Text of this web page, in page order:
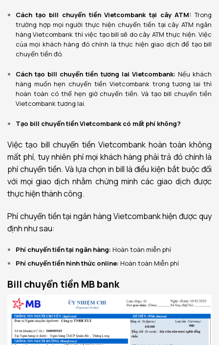
Cách tạo bill chuyển tiền Vietcombank tại cây ATM: Trong
trường hợp mọi người thực hiện chuyển tiền tại cây ATM ngân
hàng Vietcombank thì việc tạo bill sẽ do cây ATM thực hiện. Việc
của mọi khách hàng đó chính là thực hiện giao dịch để tạo bill
chuyển tiền đó.
Cách tạo bill chuyển tiền tương lai Vietcombank: Nếu khách
hàng muốn hẹn chuyển tiền Vietcombank trong tương lai thì
hoàn toàn có thể hẹn giờ chuyển tiền. Và tạo bill chuyển tiền
Vietcombank tương lai.
Tạo bill chuyển tiền Vietcombank có mất phí không?
Việc tạo bill chuyển tiền Vietcombank hoàn toàn không
mất phí, tuy nhiên phí mọi khách hàng phải trả đó chính là
phí chuyển tiền. Và lựa chọn in bill là điều kiện bắt buộc đối
với mọi giao dịch nhằm chứng minh các giao dịch được
thực hiện thành công.
Phí chuyển tiền tại ngân hàng Vietcombank hiện được quy
định như sau:
Phí chuyển tiền tại ngân hàng: Hoàn toàn miễn phí
Phí chuyển tiền hình thức online: Hoàn toàn Miễn phí
Bill chuyển tiền MB bank